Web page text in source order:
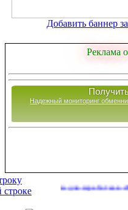
Добавить баннер
Реклама
Надежный мониторинг
Сайты для заработка в 2026 году